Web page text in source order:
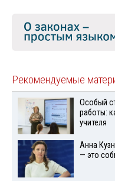
Рекомендуемые
Особый
работы:
учителя
Анна
— это